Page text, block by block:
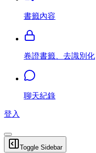
書籤內容
卷證書籤、去識別化
聊天紀錄
登入
Toggle Sidebar